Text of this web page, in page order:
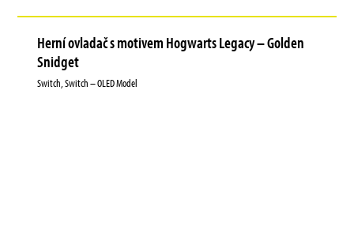
Herní ovladač s motivem Hogwarts Legacy – Golden
Snidget
Switch, Switch – OLED Model